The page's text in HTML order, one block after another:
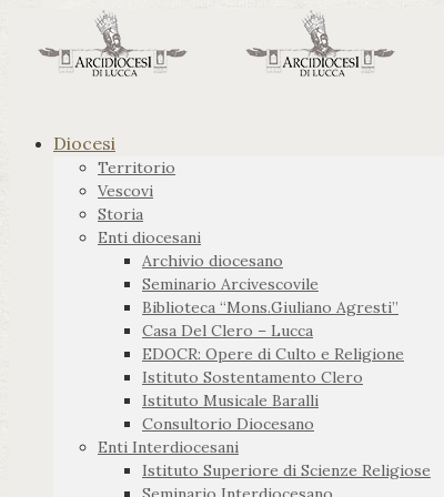
Diocesi
Territorio
Vescovi
Storia
Enti diocesani
Archivio diocesano
Seminario Arcivescovile
Biblioteca “Mons.Giuliano Agresti”
Casa Del Clero – Lucca
EDOCR: Opere di Culto e Religione
Istituto Sostentamento Clero
Istituto Musicale Baralli
Consultorio Diocesano
Enti Interdiocesani
Istituto Superiore di Scienze Religiose